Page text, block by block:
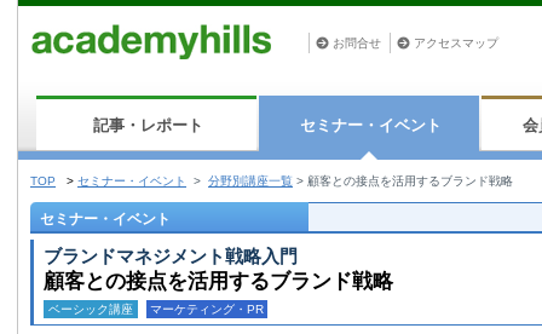
お問合せ アクセスマップ
記事・レポート セミナー・イベント 会
TOP > セミナー・イベント > 分野別講座一覧 > 顧客との接点を活用するブランド戦略
セミナー・イベント
ブランドマネジメント戦略入門
顧客との接点を活用するブランド戦略
ベーシック講座 マーケティング・PR